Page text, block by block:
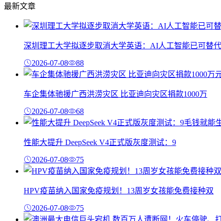
最新文章
深圳理工大学拟逐步取消大学英语：AI人工智能已可替代
2026-07-08 88
车企集体驰援广西洪涝灾区 比亚迪向灾区捐款1000万
2026-07-08 68
性能大提升 DeepSeek V4正式版灰度测试：9
2026-07-08 75
HPV疫苗纳入国家免疫规划！13周岁女孩能免费接种双
2026-07-08 75